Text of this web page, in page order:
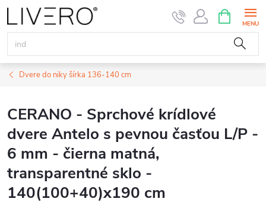
Prejsť
na
obsah
KOŠÍK
Dvere do niky šírka 136-140 cm
CERANO - Sprchové krídlové
dvere Antelo s pevnou časťou L/P -
6 mm - čierna matná,
transparentné sklo -
140(100+40)x190 cm